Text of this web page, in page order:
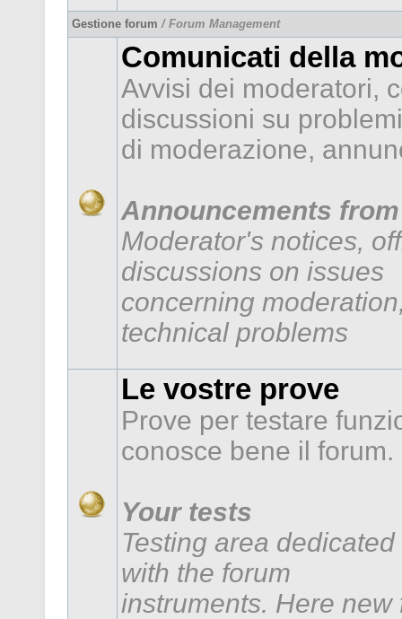
Gestione forum / Forum Management
Comunicati della
Avvisi dei moderatori,
discussioni su problemi
di moderazione,
Announcements
Moderator's notices,
discussions on issues
concerning
technical problems
Le vostre prove
Prove per testare
conosce bene il forum.
Your tests
Testing area
with the forum
instruments. Here